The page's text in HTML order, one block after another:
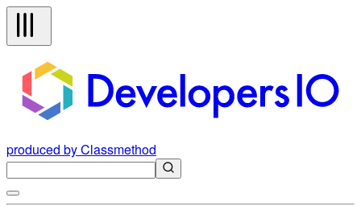
produced by Classmethod